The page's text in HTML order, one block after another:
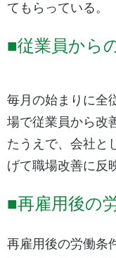
てもらっている。
■従業員から
毎月の始まりに全
場で従業員から改
たうえで、会社と
げて職場改善に反
■再雇用後の
再雇用後の労働条